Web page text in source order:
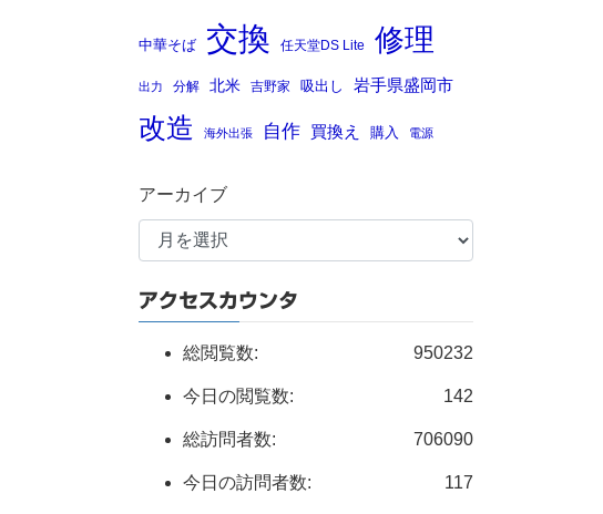
中華そば 交換 任天堂DS Lite 修理
出力 分解 北米 吉野家 吸出し 岩手県盛岡市
改造 海外出張 自作 買換え 購入 電源
アーカイブ
アクセスカウンタ
950232
総閲覧数:
142
今日の閲覧数:
706090
総訪問者数:
117
今日の訪問者数: